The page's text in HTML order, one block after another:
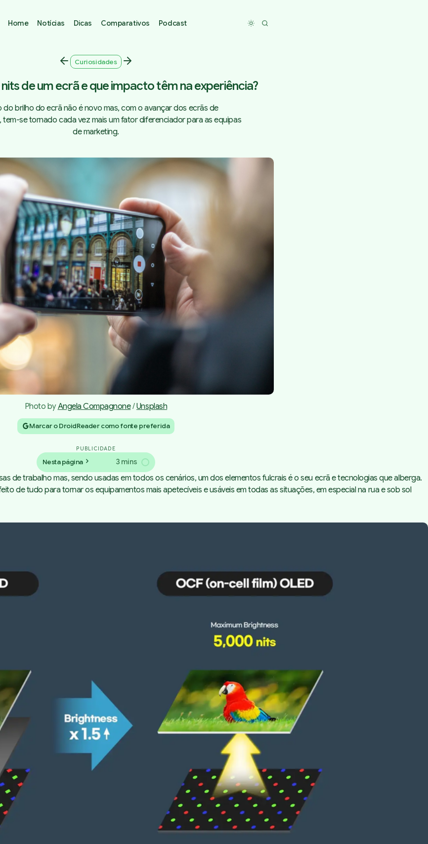
Home Notícias Dicas Comparativos Podcast Toggle dark mode
Curiosidades
de um ecrã e que impacto têm na experiência?
do brilho do ecrã não é novo mas, com o avançar dos ecrãs de
tem-se tornado cada vez mais um fator diferenciador para as equipas
de marketing.
Photo by Angela Compagnone / Unsplash
Marcar o DroidReader como fonte preferida
PUBLICIDADE
Nesta página 3 mins
de trabalho mas, sendo usadas em todos os cenários, um dos elementos fulcrais é o seu ecrã e tecnologias que alberga.
de tudo para tornar os equipamentos mais apetecíveis e usáveis em todas as situações, em especial na rua e sob sol